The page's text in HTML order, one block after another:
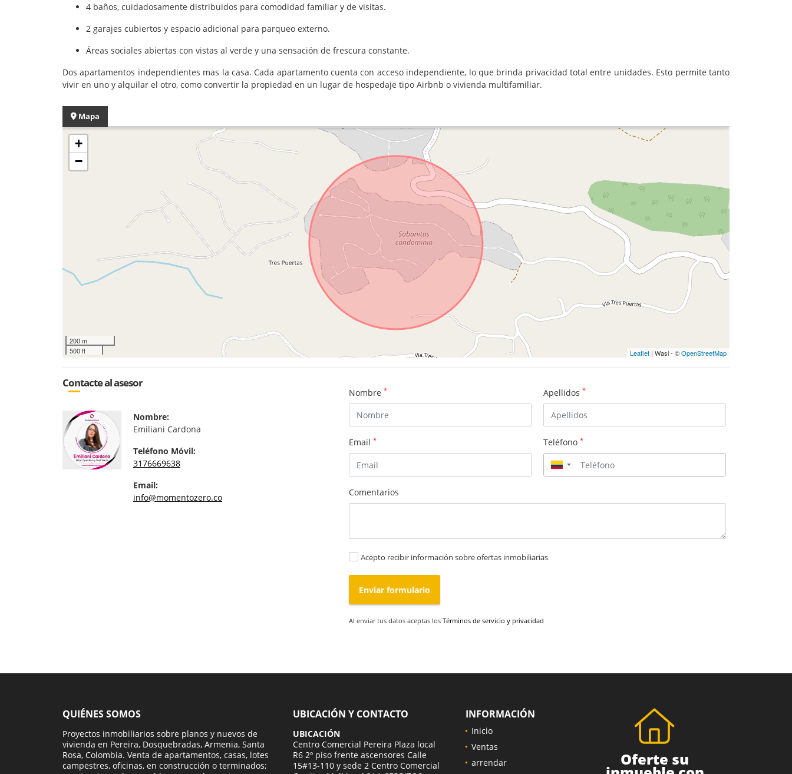
4 baños, cuidadosamente distribuidos para comodidad familiar y de visitas.
2 garajes cubiertos y espacio adicional para parqueo externo.
Áreas sociales abiertas con vistas al verde y una sensación de frescura constante.
Dos apartamentos independientes mas la casa. Cada apartamento cuenta con acceso independiente, lo que brinda privacidad total entre unidades. Esto permite tanto
vivir en uno y alquilar el otro, como convertir la propiedad en un lugar de hospedaje tipo Airbnb o vivienda multifamiliar.
Mapa
+
−
200 m
500 ft
Leaflet | Wasi - ©OpenStreetMap
Contacte al asesor
Nombre:
Emiliani Cardona
Teléfono Móvil:
3176669638
Email:
info@momentozero.co
Nombre * Apellidos *
Email * Teléfono *
▼
Comentarios
Acepto recibir información sobre ofertas inmobiliarias
Enviar formulario
Al enviar tus datos aceptas los Términos de servicio y privacidad
QUIÉNES SOMOS
Proyectos inmobiliarios sobre planos y nuevos de
vivienda en Pereira, Dosquebradas, Armenia, Santa
Rosa, Colombia. Venta de apartamentos, casas, lotes
campestres, oficinas, en construcción o terminados;
UBICACIÓN Y CONTACTO
UBICACIÓN
Centro Comercial Pereira Plaza local
R6 2º piso frente ascensores Calle
15#13-110 y sede 2 Centro Comercial
INFORMACIÓN
Inicio
Ventas
arrendar
Oferte su